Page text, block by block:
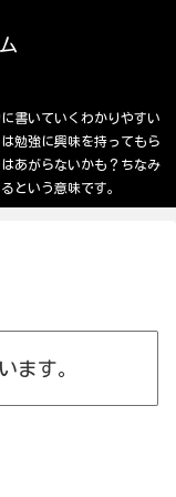
書いていくわかりやすい
勉強に興味を持ってもら
あがらないかも？ちなみ
という意味です。
ます。